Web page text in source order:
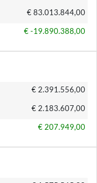
€ 83.013.844,00
€ -19.890.388,00
€ 2.391.556,00
€ 2.183.607,00
€ 207.949,00